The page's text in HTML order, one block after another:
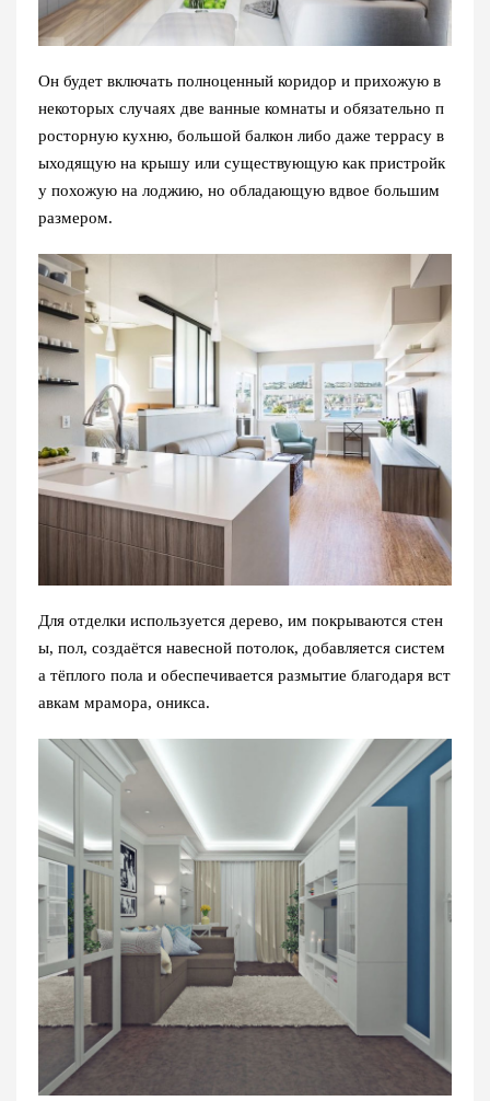
Он будет включать полноценный коридор и прихожую в
некоторых случаях две ванные комнаты и обязательно п
росторную кухню, большой балкон либо даже террасу в
ыходящую на крышу или существующую как пристройк
у похожую на лоджию, но обладающую вдвое большим
размером.
Для отделки используется дерево, им покрываются стен
ы, пол, создаётся навесной потолок, добавляется систем
а тёплого пола и обеспечивается размытие благодаря вст
авкам мрамора, оникса.